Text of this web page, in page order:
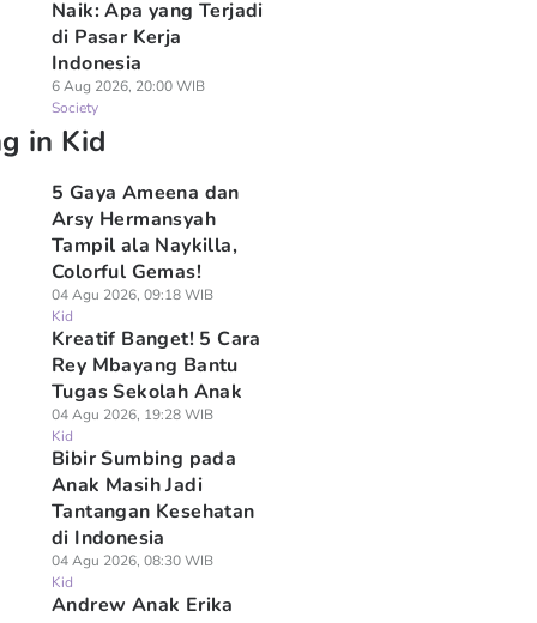
Naik: Apa yang Terjadi
di Pasar Kerja
Indonesia
6 Aug 2026, 20:00 WIB
Society
in Kid
5 Gaya Ameena dan
Arsy Hermansyah
Tampil ala Naykilla,
Colorful Gemas!
04 Agu 2026, 09:18 WIB
Kid
Kreatif Banget! 5 Cara
Rey Mbayang Bantu
Tugas Sekolah Anak
04 Agu 2026, 19:28 WIB
Kid
Bibir Sumbing pada
Anak Masih Jadi
Tantangan Kesehatan
di Indonesia
04 Agu 2026, 08:30 WIB
Kid
Andrew Anak Erika